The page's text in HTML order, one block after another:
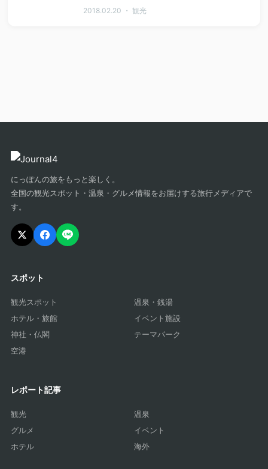
2018.02.20 ・ 観光
にっぽんの旅をもっと楽しく。
全国の観光スポット・温泉・グルメ情報をお届けする旅行メディアで
す。
スポット
観光スポット
温泉・銭湯
ホテル・旅館
イベント施設
神社・仏閣
テーマパーク
空港
レポート記事
観光
温泉
グルメ
イベント
ホテル
海外